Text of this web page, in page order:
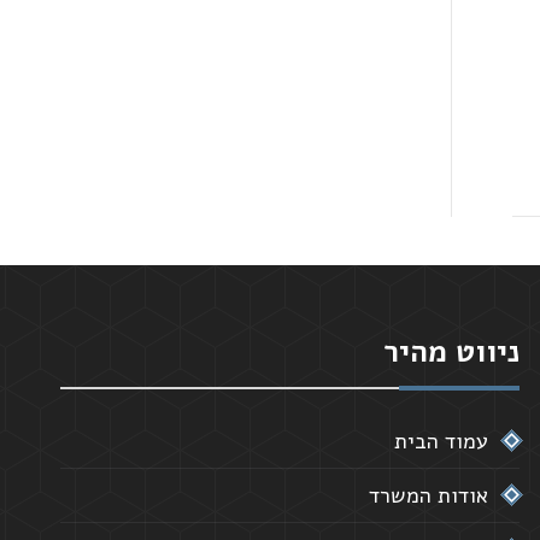
ניווט מהיר
עמוד הבית
אודות המשרד